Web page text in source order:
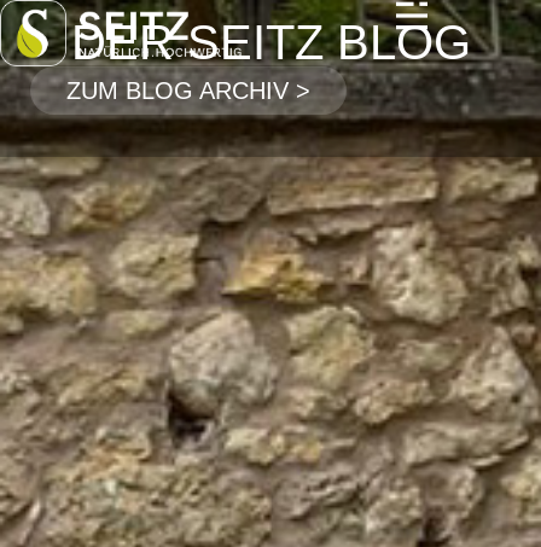
DER SEITZ BLOG
ZUM BLOG ARCHIV >